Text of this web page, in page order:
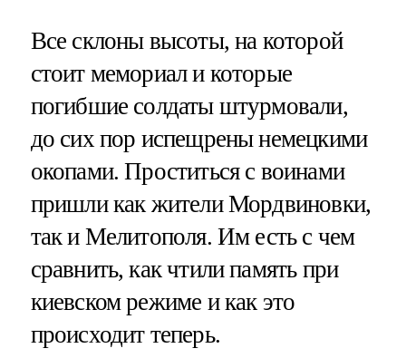
Все склоны высоты, на которой
стоит мемориал и которые
погибшие солдаты штурмовали,
до сих пор испещрены немецкими
окопами. Проститься с воинами
пришли как жители Мордвиновки,
так и Мелитополя. Им есть с чем
сравнить, как чтили память при
киевском режиме и как это
происходит теперь.